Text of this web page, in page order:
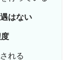
はない
される